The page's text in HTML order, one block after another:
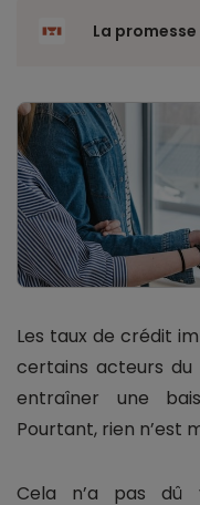
La
Les taux de crédit
certains acteurs
entraîner une
Pourtant, rien n’est
Cela n’a pas dû